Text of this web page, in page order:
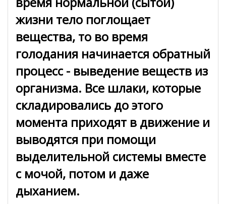
жизни тело поглощает
вещества, то во время
голодания начинается обратный
процесс - выведение веществ из
организма. Все шлаки, которые
складировались до этого
момента приходят в движение и
выводятся при помощи
выделительной системы вместе
с мочой, потом и даже
дыханием.